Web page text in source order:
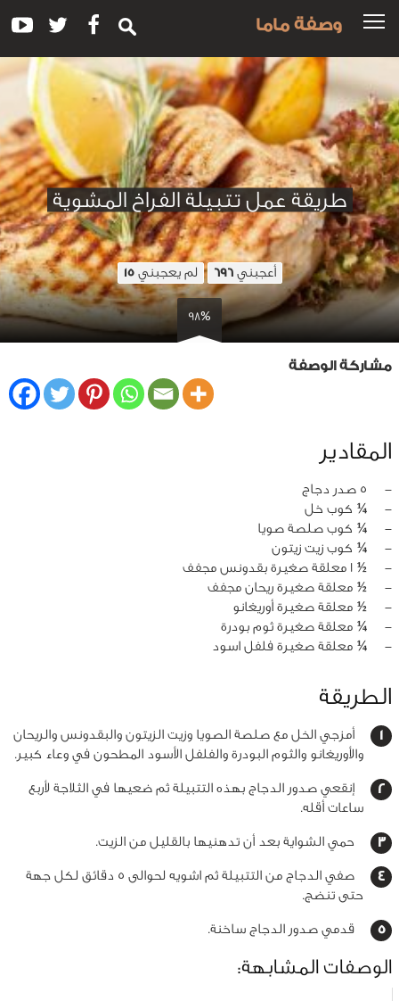
وصفة ماما
طريقة عمل تتبيلة الفراخ المشوية
أعجبني696 لم يعجبني15
98%
مشاركة الوصفة
المقادير
‏-
5 صدر دجاج
‏-
¼ كوب خل
‏-
¼ كوب صلصة صويا
‏-
¼ كوب زيت زيتون
‏-
½ 1 معلقة صغيرة بقدونس مجفف
‏-
½ معلقة صغيرة ريحان مجفف
‏-
½ معلقة صغيرة أوريغانو
‏-
¼ معلقة صغيرة ثوم بودرة
‏-
¼ معلقة صغيرة فلفل اسود
الطريقة
أمزجي الخل مع صلصة الصويا وزيت الزيتون والبقدونس والريحان
والأوريغانو والثوم البودرة والفلفل الأسود المطحون في وعاء كبير.
إنقعي صدور الدجاج بهذه التتبيلة ثم ضعيها في الثلاجة لأربع
ساعات أقله.
حمي الشواية بعد أن تدهنيها بالقليل من الزيت.
صفي الدجاج من التتبيلة ثم اشويه لحوالى 5 دقائق لكل جهة
حتى تنضج.
قدمي صدور الدجاج ساخنة.
الوصفات المشابهة: